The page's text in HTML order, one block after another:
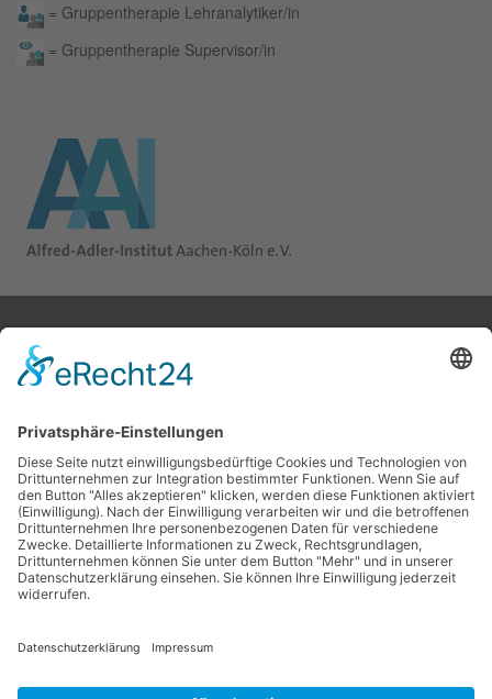
= Gruppentherapie Lehranalytiker/in
= Gruppentherapie Supervisor/in
ALFRED-ADLER-INSTITUT AACHEN-KÖLN e.V.
Konrad-Adenauer-Ufer 33
KONTAKT
Tel. 0221/430 10 44
Fax 0221/943 97 86
info@aai-aachen-koeln.de
SPRECHSTUNDEN
Geschäftsstelle
10:00 bis 12:00 Uhr